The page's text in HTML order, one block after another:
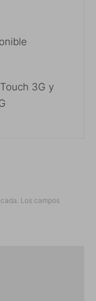
3G y
Los campos